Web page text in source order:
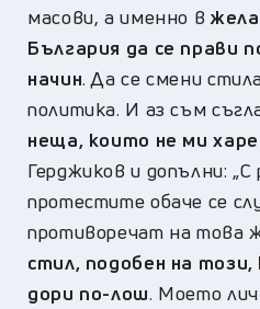
масови,аименно в
България да се прави
начин. Да се смени
политика. И аз съм
неща, които не ми
Герджиков и допълни: „С
протестите обаче се
противоречат на това
стил, подобен на
дори по-лош. Моето